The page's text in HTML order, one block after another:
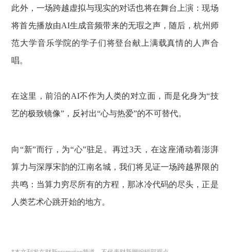
此外，一场跨越虚拟与现实的对话也将在舞台上演：现场
将首先播放由AI生成音频带来的无瑕之声，随后，杭州师
范大学音乐学院的学子们将登台献上满载真情的人声合
唱。
在这里，前沿的AI不作为人类的对立面，而是化身为“技
艺的极致镜像”，反衬出“心与热爱”的不可替代。
向“新”而行，为“心”驻足。再过3天，在这座涌动着澎湃
算力与深厚宋韵的江南名城，我们将见证一场跨越界限的
共鸣：当算力穷尽所有的方程，那冰冷代码的尽头，正是
人类艺术心跳开始的地方。